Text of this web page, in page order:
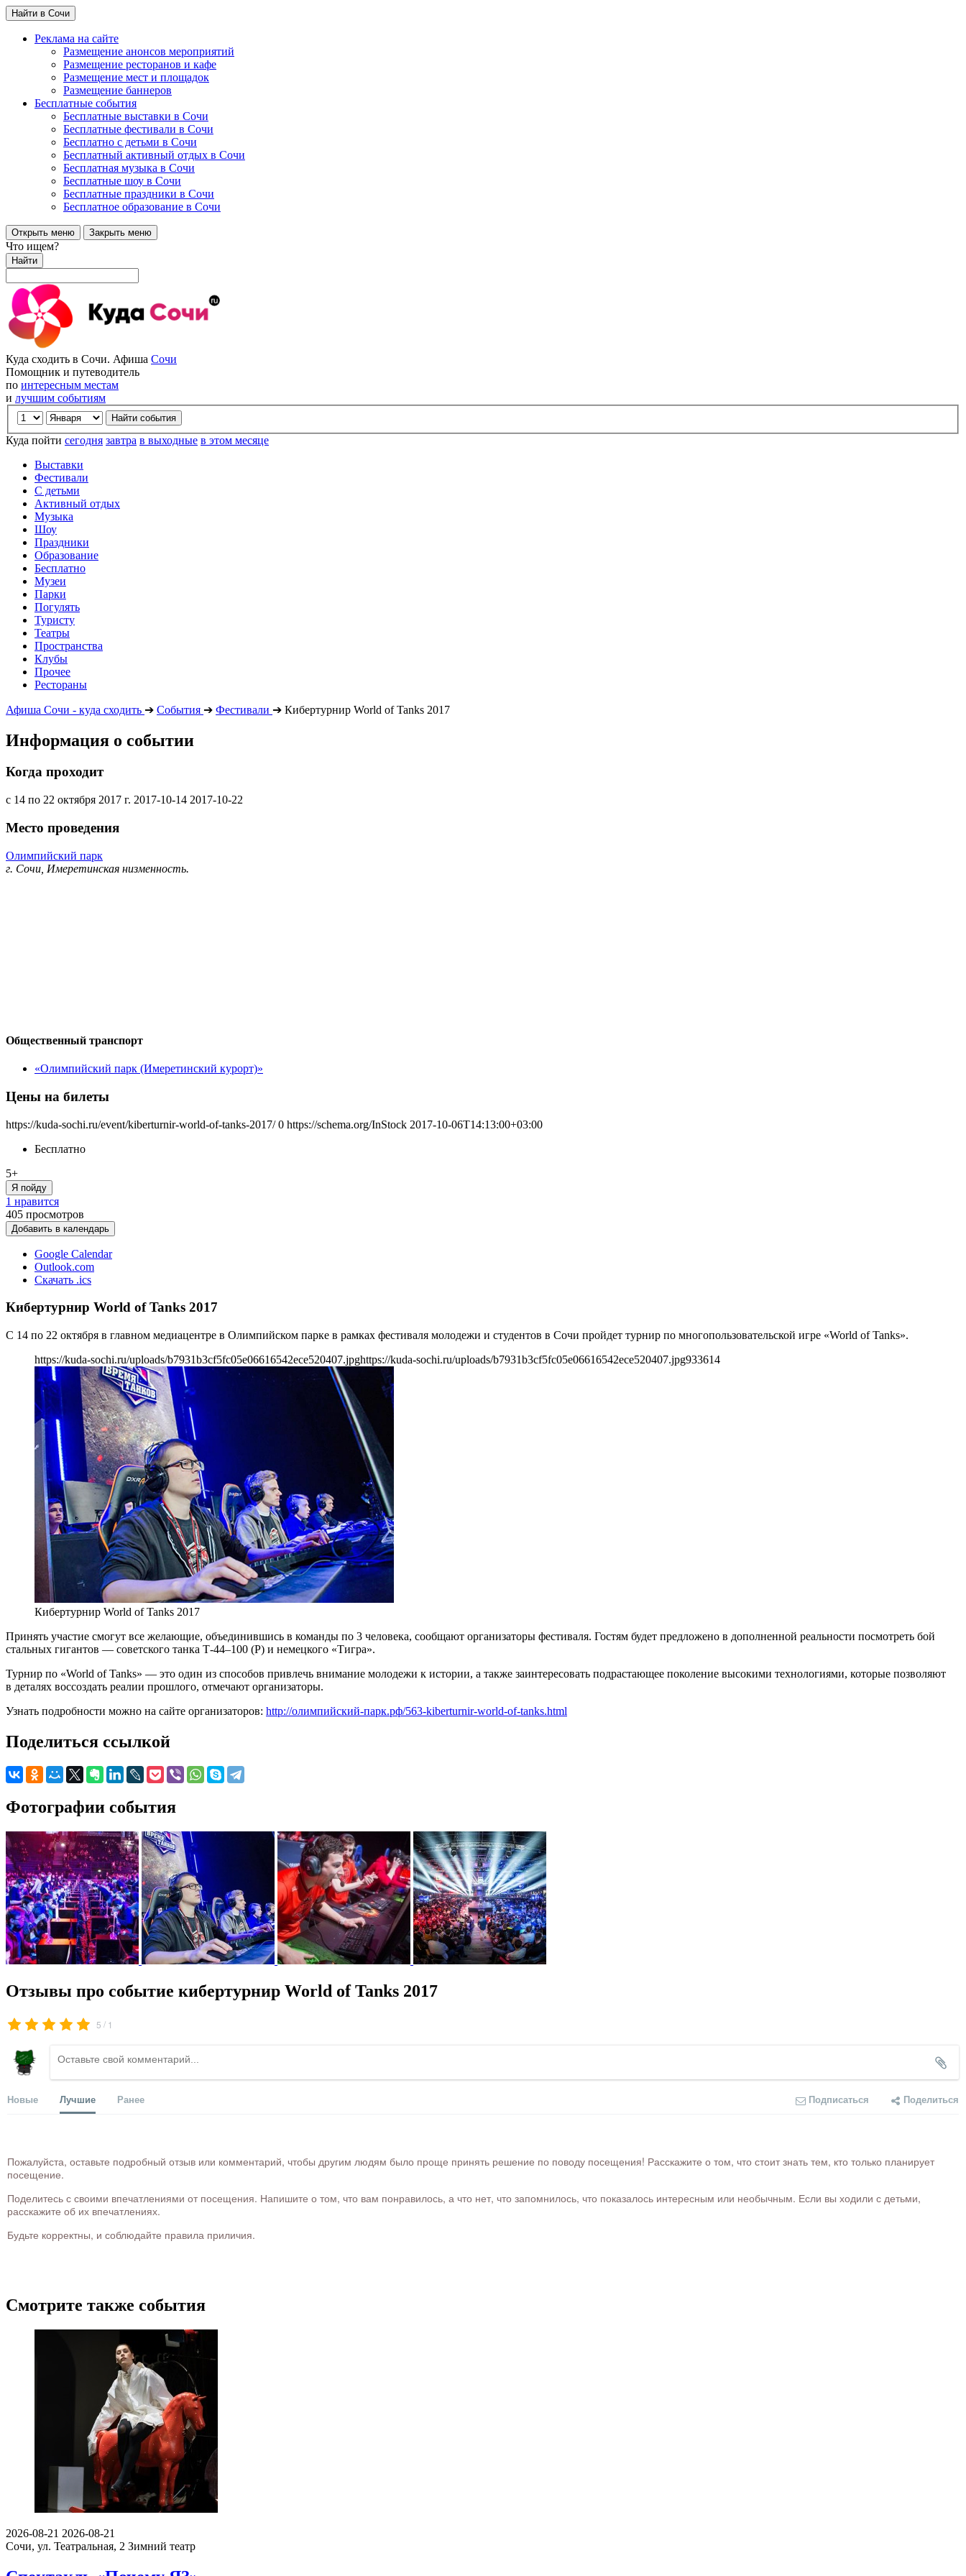
Найти в Сочи
Реклама на сайте
Размещение анонсов мероприятий
Размещение ресторанов и кафе
Размещение мест и площадок
Размещение баннеров
Бесплатные события
Бесплатные выставки в Сочи
Бесплатные фестивали в Сочи
Бесплатно с детьми в Сочи
Бесплатный активный отдых в Сочи
Бесплатная музыка в Сочи
Бесплатные шоу в Сочи
Бесплатные праздники в Сочи
Бесплатное образование в Сочи
Открыть меню Закрыть меню
Что ищем?
Найти
Куда сходить в Сочи. Афиша Сочи
Помощник и путеводитель
по интересным местам
и лучшим событиям
Куда пойти сегодня завтра в выходные в этом месяце
Выставки
Фестивали
С детьми
Активный отдых
Музыка
Шоу
Праздники
Образование
Бесплатно
Музеи
Парки
Погулять
Туристу
Театры
Пространства
Клубы
Прочее
Рестораны
Афиша Сочи - куда сходить ➔ События ➔ Фестивали ➔ Кибертурнир World of Tanks 2017
Информация о событии
Когда проходит
с 14 по 22 октября 2017 г. 2017-10-14 2017-10-22
Место проведения
Олимпийский парк
г. Сочи, Имеретинская низменность.
Общественный транспорт
«Олимпийский парк (Имеретинский курорт)»
Цены на билеты
https://kuda-sochi.ru/event/kiberturnir-world-of-tanks-2017/ 0 https://schema.org/InStock 2017-10-06T14:13:00+03:00
Бесплатно
5+
Я пойду
1 нравится
405 просмотров
Добавить в календарь
Google Calendar
Outlook.com
Скачать .ics
Кибертурнир World of Tanks 2017
С 14 по 22 октября в главном медиацентре в Олимпийском парке в рамках фестиваля молодежи и студентов в Сочи пройдет турнир по многопользовательской игре «World of Tanks».
https://kuda-sochi.ru/uploads/b7931b3cf5fc05e06616542ece520407.jpghttps://kuda-sochi.ru/uploads/b7931b3cf5fc05e06616542ece520407.jpg933614
Кибертурнир World of Tanks 2017
Принять участие смогут все желающие, объединившись в команды по 3 человека, сообщают организаторы фестиваля. Гостям будет предложено в дополненной реальности посмотреть бой
стальных гигантов — советского танка Т-44–100 (Р) и немецкого «Тигра».
Турнир по «World of Tanks» — это один из способов привлечь внимание молодежи к истории, а также заинтересовать подрастающее поколение высокими технологиями, которые позволяют
в деталях воссоздать реалии прошлого, отмечают организаторы.
Узнать подробности можно на сайте организаторов: http://олимпийский-парк.рф/563-kiberturnir-world-of-tanks.html
Поделиться ссылкой
Фотографии события
Отзывы про событие кибертурнир World of Tanks 2017
5 / 1
Новые Лучшие Ранее Подписаться Поделиться
Пожалуйста, оставьте подробный отзыв или комментарий, чтобы другим людям было проще принять решение по поводу посещения! Расскажите о том, что стоит знать тем, кто только планирует
посещение.
Поделитесь с своими впечатлениями от посещения. Напишите о том, что вам понравилось, а что нет, что запомнилось, что показалось интересным или необычным. Если вы ходили с детьми,
расскажите об их впечатлениях.
Будьте корректны, и соблюдайте правила приличия.
Смотрите также события
2026-08-21 2026-08-21
Сочи, ул. Театральная, 2 Зимний театр